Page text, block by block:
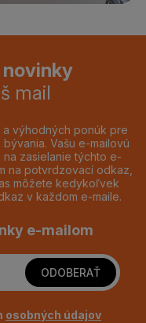
mail
a výhodných ponúk pre
Vašu e-mailovú
zasielanie týchto e-
na potvrdzovací odkaz,
môžete kedykoľvek
v každom e-maile.
e-mailom
ODOBERAŤ
osobných údajov